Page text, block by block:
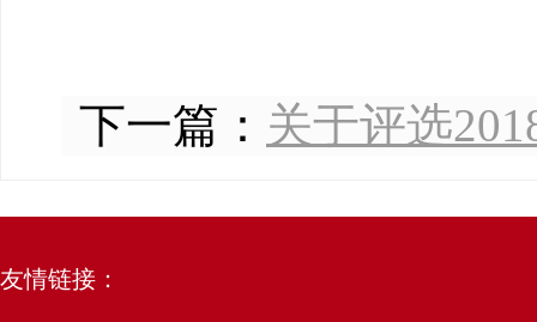
下一篇： 关于评选
友情链接：